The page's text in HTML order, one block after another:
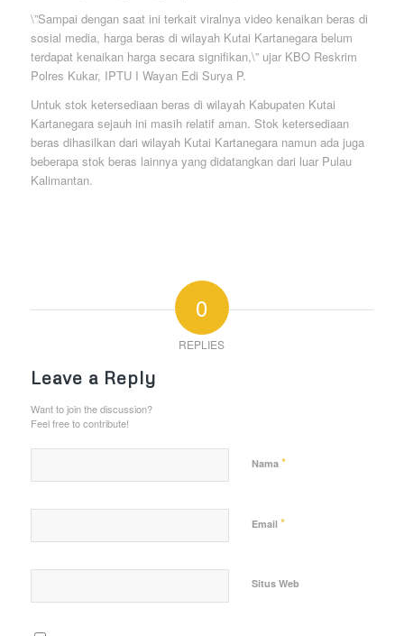
\”Sampai dengan saat ini terkait viralnya video kenaikan beras di
sosial media, harga beras di wilayah Kutai Kartanegara belum
terdapat kenaikan harga secara signifikan,\” ujar KBO Reskrim
Polres Kukar, IPTU I Wayan Edi Surya P.
Untuk stok ketersediaan beras di wilayah Kabupaten Kutai
Kartanegara sejauh ini masih relatif aman. Stok ketersediaan
beras dihasilkan dari wilayah Kutai Kartanegara namun ada juga
beberapa stok beras lainnya yang didatangkan dari luar Pulau
Kalimantan.
0
REPLIES
Leave a Reply
Want to join the discussion?
Feel free to contribute!
Nama *
Email *
Situs Web